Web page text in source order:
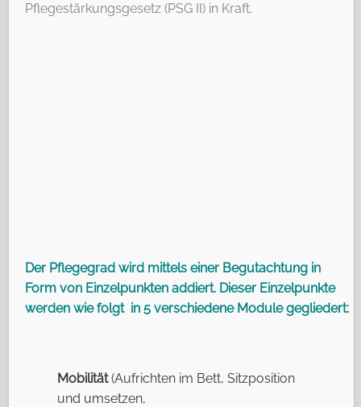
Pflegestärkungsgesetz (PSG II) in Kraft.
Der Pflegegrad wird mittels einer Begutachtung in
Form von Einzelpunkten addiert. Dieser Einzelpunkte
werden wie folgt in 5 verschiedene Module gegliedert:
Mobilität(Aufrichten im Bett, Sitzposition
und umsetzen,